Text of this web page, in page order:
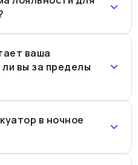
ваша
вы за пределы
в ночное